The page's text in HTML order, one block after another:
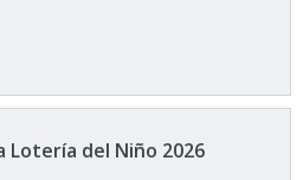
Lotería del Niño 2026